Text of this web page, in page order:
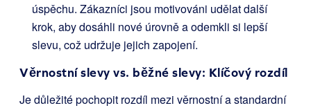
úspěchu. Zákazníci jsou motivováni udělat další
krok, aby dosáhli nové úrovně a odemkli si lepší
slevu, což udržuje jejich zapojení.
Věrnostní slevy vs. běžné slevy: Klíčový rozdíl
Je důležité pochopit rozdíl mezi věrnostní a standardní